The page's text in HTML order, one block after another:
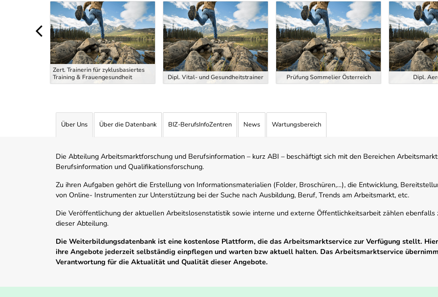
Uber Weiterbildungsvorschläge
Zert. Trainerin für zyklusbasiertes
Training & Frauengesundheit
Dipl. Vital- und Gesundheitstrainer Prüfung Sommelier Österreich Dipl.
Über Uns Über die Datenbank BIZ-BerufsInfoZentren News Wartungsbereich
Die Abteilung Arbeitsmarktforschung und Berufsinformation – kurz ABI – beschäftigt sich mit den Bereichen
Berufsinformation und Qualifikationsforschung.
Zu ihren Aufgaben gehört die Erstellung von Informationsmaterialien (Folder, Broschüren,…), die Entwicklung,
von Online- Instrumenten zur Unterstützung bei der Suche nach Ausbildung, Beruf, Trends am Arbeitsmarkt, etc.
Die Veröffentlichung der aktuellen Arbeitslosenstatistik sowie interne und externe Öffentlichkeitsarbeit zählen ebenfalls
dieser Abteilung.
Die Weiterbildungsdatenbank ist eine kostenlose Plattform, die das Arbeitsmarktservice zur Verfügung stellt.
ihre Angebote jederzeit selbständig einpflegen und warten bzw aktuell halten. Das Arbeitsmarktservice
Verantwortung für die Aktualität und Qualität dieser Angebote.